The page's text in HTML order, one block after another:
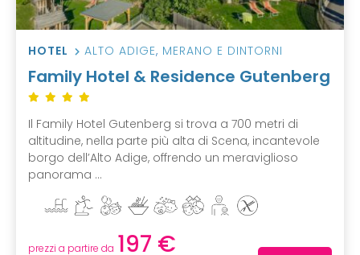
HOTEL ALTO ADIGE, MERANO E DINTORNI
Family Hotel & Residence Gutenberg
Il Family Hotel Gutenberg si trova a 700 metri di
altitudine, nella parte più alta di Scena, incantevole
borgo dell’Alto Adige, offrendo un meraviglioso
panorama ...
prezzi a partire da 197 €